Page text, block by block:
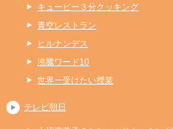
キューピー３分クッキング
青空レストラン
ヒルナンデス
沸騰ワード10
世界一受けたい授業
テレビ朝日